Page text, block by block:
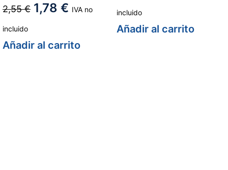
2,55€ 1,78 € IVA no
incluido
Añadir al carrito
incluido
Añadir al carrito